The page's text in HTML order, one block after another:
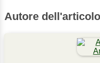
Autore